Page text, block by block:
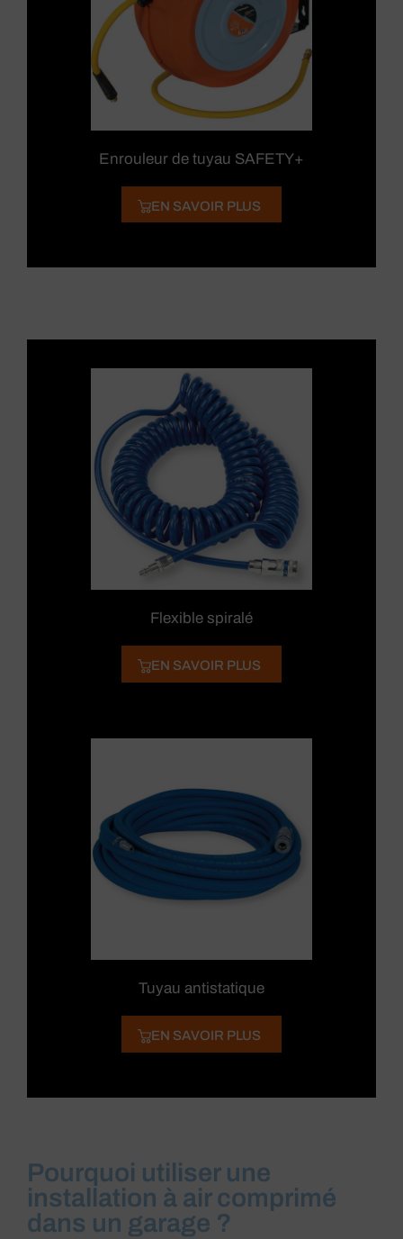
Enrouleur de tuyau SAFETY+
EN SAVOIR PLUS
Flexible spiralé
EN SAVOIR PLUS
Tuyau antistatique
EN SAVOIR PLUS
Pourquoi utiliser une
installation à air comprimé
dans un garage ?